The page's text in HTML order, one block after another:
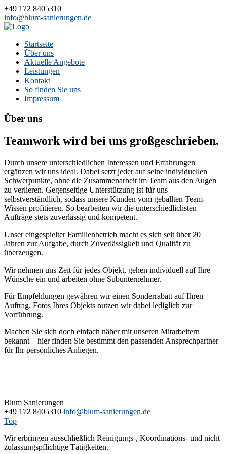
+49 172 8405310
info@blum-sanierungen.de
Startseite
Über uns
Aktuelle Angebote
Leistungen
Kontakt
So finden Sie uns
Impressum
Über uns
Teamwork wird bei uns großgeschrieben.
Durch unsere unterschiedlichen Interessen und Erfahrungen
ergänzen wir uns ideal. Dabei setzt jeder auf seine individuellen
Schwerpunkte, ohne die Zusammenarbeit im Team aus den Augen
zu verlieren. Gegenseitige Unterstützung ist für uns
selbstverständlich, sodass unsere Kunden vom geballten Team-
Wissen profitieren. So bearbeiten wir die unterschiedlichsten
Aufträge stets zuverlässig und kompetent.
Unser eingespielter Familienbetrieb macht es sich seit über 20
Jahren zur Aufgabe, durch Zuverlässigkeit und Qualität zu
überzeugen.
Wir nehmen uns Zeit für jedes Objekt, gehen individuell auf Ihre
Wünsche ein und arbeiten ohne Subunternehmer.
Für Empfehlungen gewähren wir einen Sonderrabatt auf Ihren
Auftrag. Fotos Ihres Objekts nutzen wir dabei lediglich zur
Vorführung.
Machen Sie sich doch einfach näher mit unseren Mitarbeitern
bekannt – hier finden Sie bestimmt den passenden Ansprechpartner
für Ihr persönliches Anliegen.
Blum Sanierungen
+49 172 8405310 info@blum-sanierungen.de
Top
Wir erbringen ausschließlich Reinigungs-, Koordinations- und nicht
zulassungspflichtige Tätigkeiten.